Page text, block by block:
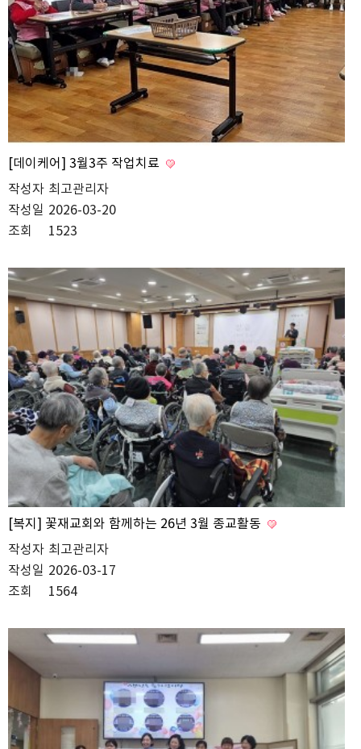
[데이케어] 3월3주 작업치료
작성자 최고관리자
작성일 2026-03-20
조회
1523
[복지] 꽃재교회와 함께하는 26년 3월 종교활동
작성자 최고관리자
작성일 2026-03-17
조회
1564